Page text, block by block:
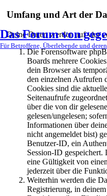
Das Forum von
Für Betroffene, Überlebende und
Umfang und Art der
Deine Daten werden auf vier
Die Forensoftware
Boards mehrere
dein Browser als
den einzelnen Aufrufen
Cookies sind die
Seitenaufrufe
über die von dir
gelesen/ungelesen;
Informationen über
nicht angemeldet bist)
Benutzer-ID, ein
Session-ID gespeichert.
eine Gültigkeit von
jederzeit über die
Weiterhin werden die
Registrierung, in